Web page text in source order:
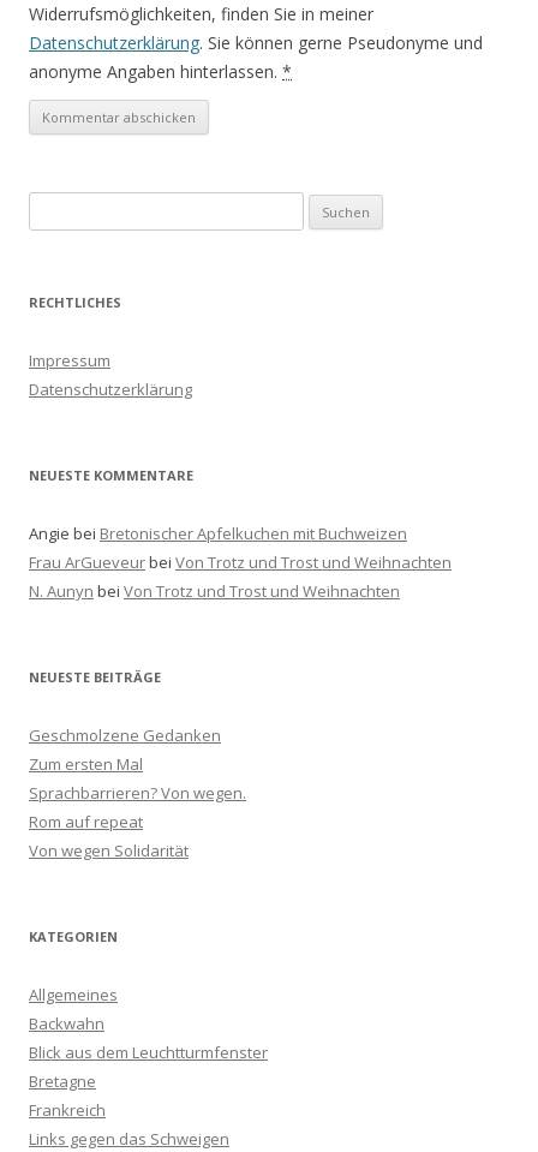
Widerrufsmöglichkeiten, finden Sie in meiner
Datenschutzerklärung. Sie können gerne Pseudonyme und
anonyme Angaben hinterlassen. *
u
h
n
a
:
RECHTLICHES
Impressum
Datenschutzerklärung
NEUESTE KOMMENTARE
Angie bei Bretonischer Apfelkuchen mit Buchweizen
Frau ArGueveurbei Von Trotz und Trost und Weihnachten
N. Aunyn bei Von Trotz und Trost und Weihnachten
NEUESTE BEITRÄGE
Geschmolzene Gedanken
Zum ersten Mal
Sprachbarrieren? Von wegen.
Rom auf repeat
Von wegen Solidarität
KATEGORIEN
Allgemeines
Backwahn
Blick aus dem Leuchtturmfenster
Bretagne
Frankreich
Links gegen das Schweigen